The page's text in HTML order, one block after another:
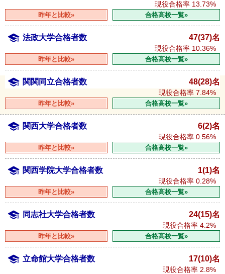
現役合格率 13.73%
昨年と比較» 合格高校一覧»
法政大学合格者数 47(37)名
現役合格率 10.36%
昨年と比較» 合格高校一覧»
関関同立合格者数 48(28)名
現役合格率 7.84%
昨年と比較» 合格高校一覧»
関西大学合格者数 6(2)名
現役合格率 0.56%
昨年と比較» 合格高校一覧»
関西学院大学合格者数 1(1)名
現役合格率 0.28%
昨年と比較» 合格高校一覧»
同志社大学合格者数 24(15)名
現役合格率 4.2%
昨年と比較» 合格高校一覧»
立命館大学合格者数 17(10)名
現役合格率 2.8%